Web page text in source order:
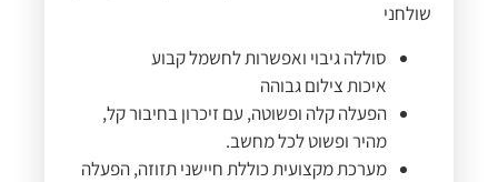
שולחני
סוללה גיבוי ואפשרות לחשמל קבוע
איכות צילום גבוהה
הפעלה קלה ופשוטה, עם זיכרון בחיבור קל,
מהיר ופשוט לכל מחשב.
מערכת מקצועית כוללת חיישני תזוזה, הפעלה